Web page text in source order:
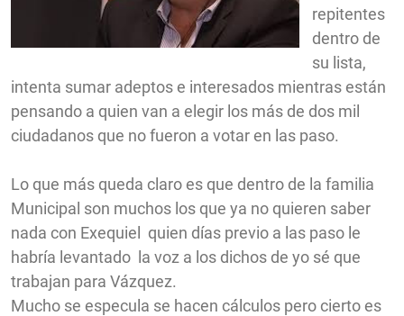
repitentes
dentro de
su lista,
intenta sumar adeptos e interesados mientras están
pensando a quien van a elegir los más de dos mil
ciudadanos que no fueron a votar en las paso.
Lo que más queda claro es que dentro de la familia
Municipal son muchos los que ya no quieren saber
nada con Exequiel quien días previo a las paso le
habría levantado la voz a los dichos de yo sé que
trabajan para Vázquez.
Mucho se especula se hacen cálculos pero cierto es